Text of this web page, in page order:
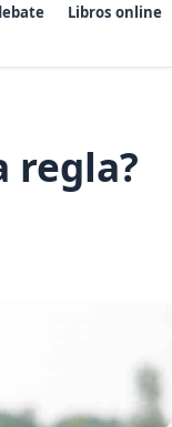
Libros online
regla?